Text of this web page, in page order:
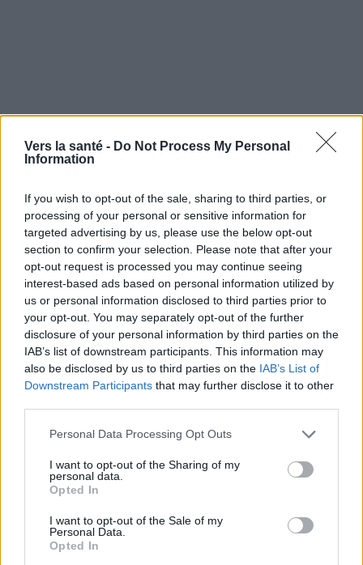
Vers la santé - Do Not Process My Personal
Information
If you wish to opt-out of the sale, sharing to third parties, or
processing of your personal or sensitive information for
targeted advertising by us, please use the below opt-out
section to confirm your selection. Please note that after your
opt-out request is processed you may continue seeing
interest-based ads based on personal information utilized by
us or personal information disclosed to third parties prior to
your opt-out. You may separately opt-out of the further
disclosure of your personal information by third parties on the
IAB’s list of downstream participants. This information may
also be disclosed by us to third parties on the IAB’s List of
Downstream Participants that may further disclose it to other
Please note that this website/app uses one or more Google
not limited to your visit or usage behaviour. You may click to
grant or deny consent to Google and its third-party tags to
use your data for below specified purposes in below Google
consent section.
Personal Data Processing Opt Outs
I want to opt-out of the Sharing of my
personal data.
Opted In
I want to opt-out of the Sale of my
Personal Data.
Opted In
Utile? Partagez-le sur Facebook!
Vous voulez rester informé ? Suivez-
nous sur
Goog
News
EN RAPPORT
Sujets Activité physique Anxiété sociale
Exposition progressive Faire face à l'anxiété
Phobie sociale Réduction du stress
Régime alimentaire pour l'anxiété
Soutien de groupe Supplémentation
Support-neighbours